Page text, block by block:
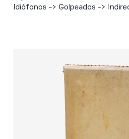
Idiófonos -> Golpeados ->